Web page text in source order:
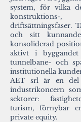
system, för vilka
driftsättningsfaser.
och sitt
konsoliderad
aktivt i
tunnelbane- och
institutionella
AET srl är en del
industrikoncern
sektorer:
turism, förnybar
private equity.